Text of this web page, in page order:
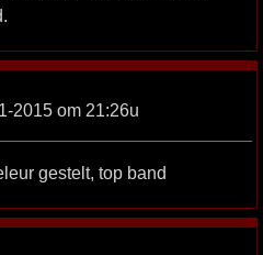
2015 om 21:26u
gestelt, top band